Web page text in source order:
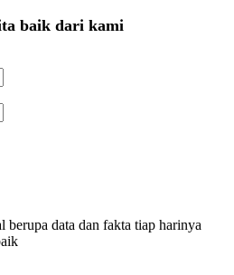
baik dari kami
data dan fakta tiap harinya